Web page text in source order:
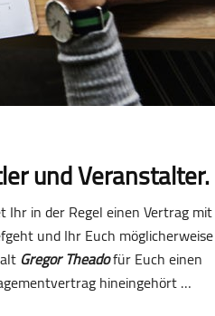
und Veranstalter.
in der Regel einen Vertrag mit
und Ihr Euch möglicherweise
Gregor Theadofür Euch einen
hineingehört …